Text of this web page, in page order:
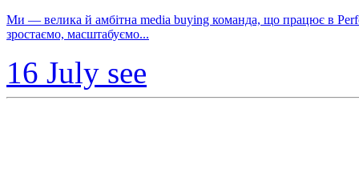
Ми — велика й амбітна media buying команда, що працює в
зростаємо, масштабуємо...
16 July see